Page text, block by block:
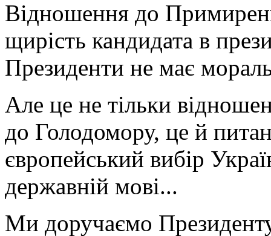
Відношення до
щирість кандидата в
Президенти не має
Але це не тільки
до Голодомору, це й
європейський вибір
державній мові...
Ми доручаємо